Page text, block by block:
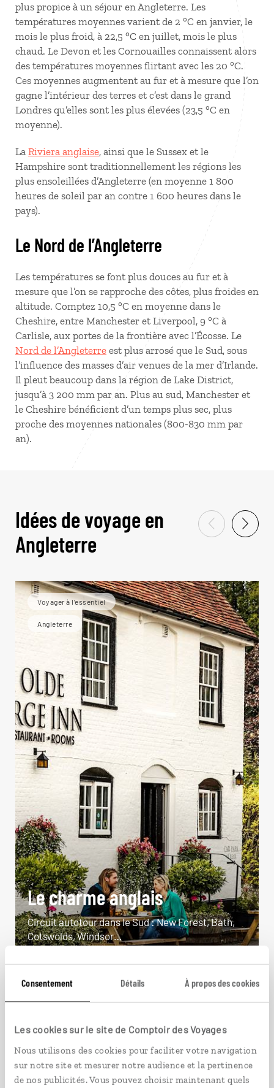
Consentement Détails À propos des cookies
Les cookies sur le site de Comptoir des Voyages
Nous utilisons des cookies pour faciliter votre navigation
sur notre site et mesurer notre audience et la pertinence
de nos publicités. Vous pouvez choisir maintenant quels
plus propice à un séjour en Angleterre. Les
températures moyennes varient de 2 °C en janvier, le
mois le plus froid, à 22,5 °C en juillet, mois le plus
chaud. Le Devon et les Cornouailles connaissent alors
des températures moyennes flirtant avec les 20 °C.
Ces moyennes augmentent au fur et à mesure que l’on
gagne l’intérieur des terres et c’est dans le grand
Londres qu’elles sont les plus élevées (23,5 °C en
moyenne).
La Riviera anglaise, ainsi que le Sussex et le
Hampshire sont traditionnellement les régions les
plus ensoleillées d’Angleterre (en moyenne 1 800
heures de soleil par an contre 1 600 heures dans le
pays).
Le Nord de l’Angleterre
Les températures se font plus douces au fur et à
mesure que l’on se rapproche des côtes, plus froides en
altitude. Comptez 10,5 °C en moyenne dans le
Cheshire, entre Manchester et Liverpool, 9 °C à
Carlisle, aux portes de la frontière avec l’Écosse. Le
Nord de l’Angleterre est plus arrosé que le Sud, sous
l’influence des masses d’air venues de la mer d’Irlande.
Il pleut beaucoup dans la région de Lake District,
jusqu’à 3 200 mm par an. Plus au sud, Manchester et
le Cheshire bénéficient d’un temps plus sec, plus
proche des moyennes nationales (800-830 mm par
an).
Idées de voyage en
Angleterre
Voyager à l’essentiel
Angleterre
Le charme anglais
Circuit autotour dans le Sud : New Forest, Bath,
Cotswolds, Windsor…
9 jours / 7 nuits
à partir de 1350€
VOIR NOS 7 IDÉES DE VOYAGE EN ANGLETERRE